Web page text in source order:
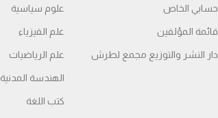
حسابي الخاص
قائمة المؤلفين
دار النشر والتوزيع مجمع لطرش
علوم سياسية
علم الفيزياء
علم الرياضيات
الهندسة المدنية
كتب اللغة